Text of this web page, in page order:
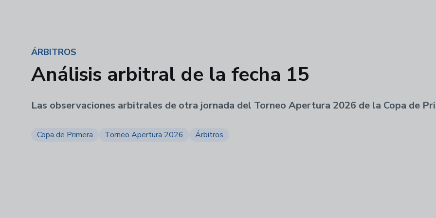
ÁRBITROS
Análisis arbitral de la fecha 15
Las observaciones arbitrales de otra jornada del Torneo Apertura 2026 de la Copa de
Copa de Primera Torneo Apertura 2026 Árbitros